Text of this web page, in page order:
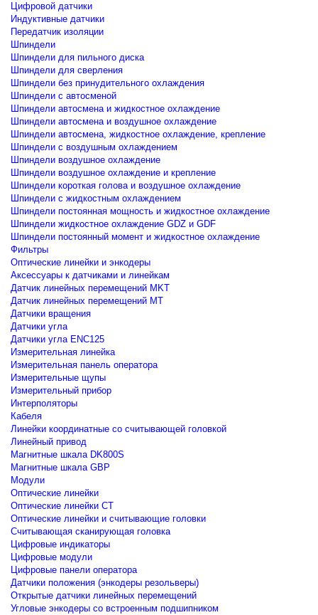
Цифровой датчики
Индуктивные датчики
Передатчик изоляции
Шпиндели
Шпиндели для пильного диска
Шпиндели для сверления
Шпиндели без принудительного охлаждения
Шпиндели с автосменой
Шпиндели автосмена и жидкостное охлаждение
Шпиндели автосмена и воздушное охлаждение
Шпиндели автосмена, жидкостное охлаждение, крепление
Шпиндели с воздушным охлаждением
Шпиндели воздушное охлаждение
Шпиндели воздушное охлаждение и крепление
Шпиндели короткая голова и воздушное охлаждение
Шпиндели с жидкостным охлаждением
Шпиндели постоянная мощность и жидкостное охлаждение
Шпиндели жидкостное охлаждение GDZ и GDF
Шпиндели постоянный момент и жидкостное охлаждение
Фильтры
Оптические линейки и энкодеры
Аксессуары к датчиками и линейкам
Датчик линейных перемещений MKT
Датчик линейных перемещений MT
Датчики вращения
Датчики угла
Датчики угла ENC125
Измерительная линейка
Измерительная панель оператора
Измерительные щупы
Измерительный прибор
Интерполяторы
Кабеля
Линейки координатные со считывающей головкой
Линейный привод
Магнитные шкала DK800S
Магнитные шкала GBP
Модули
Оптические линейки
Оптические линейки CT
Оптические линейки и считывающие головки
Считывающая сканирующая головка
Цифровые индикаторы
Цифровые модули
Цифровые панели оператора
Датчики положения (энкодеры резольверы)
Открытые датчики линейных перемещений
Угловые энкодеры со встроенным подшипником